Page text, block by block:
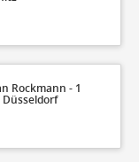
Rockmann - 1